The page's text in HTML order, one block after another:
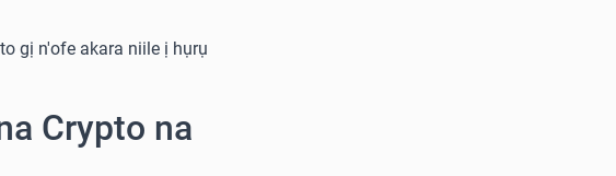
gị n'ofe akara niile ị hụrụ
Crypto na